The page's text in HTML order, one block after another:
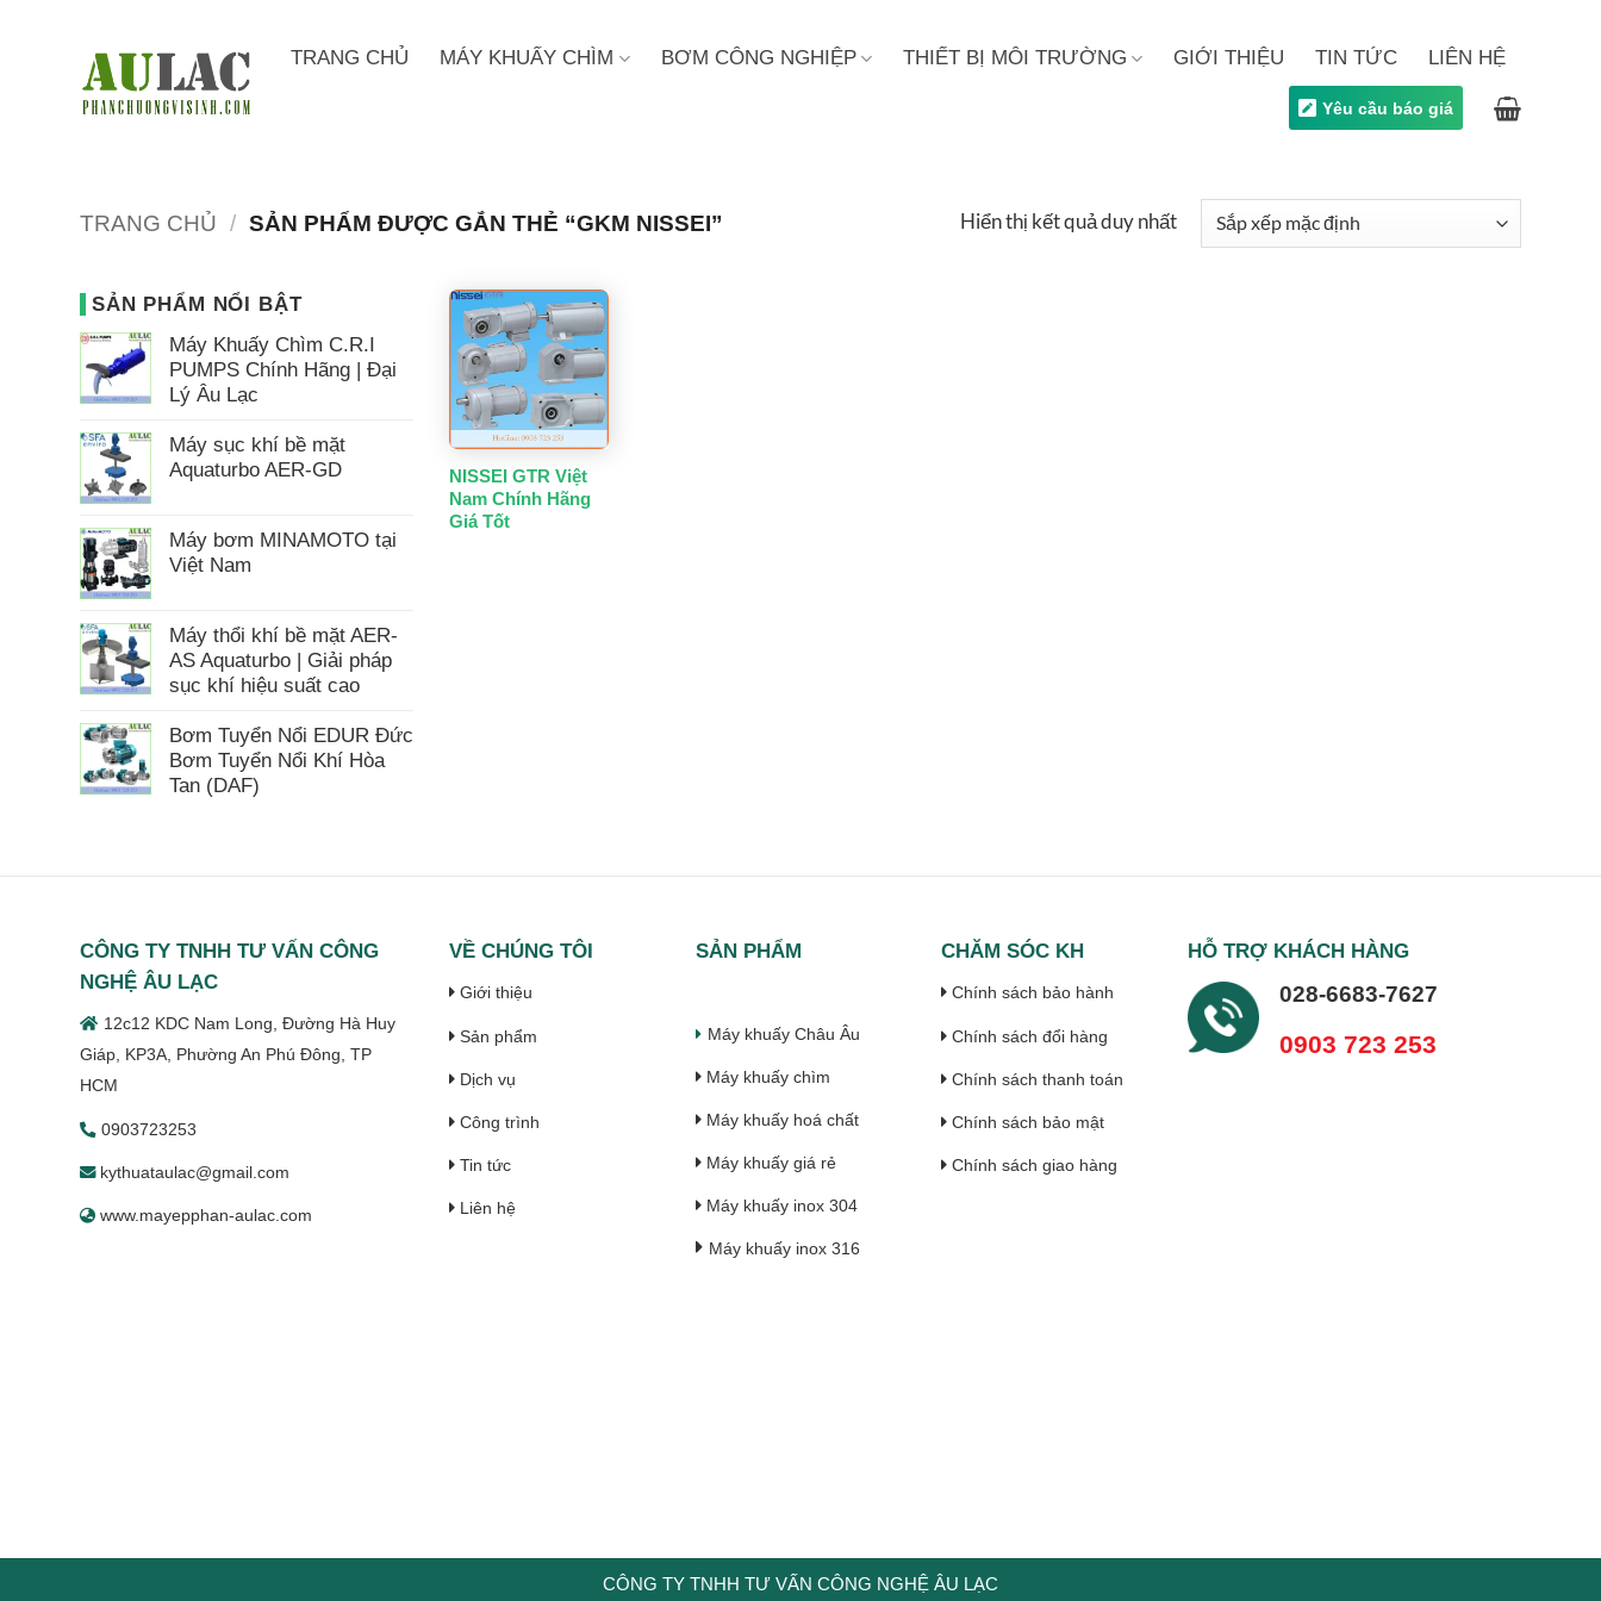
TRANG CHỦ MÁY KHUẤY CHÌM BƠM CÔNG NGHIỆP THIẾT BỊ MÔI TRƯỜNG GIỚI THIỆU TIN TỨC LIÊN HỆ
Yêu cầu báo giá
TRANG CHỦ / SẢN PHẨM ĐƯỢC GẮN THẺ “GKM NISSEI” Hiển thị kết quả duy nhất
SẢN PHẨM NỔI BẬT
Máy Khuấy Chìm C.R.I
PUMPS Chính Hãng | Đại
Lý Âu Lạc
Máy sục khí bề mặt
Aquaturbo AER-GD
Máy bơm MINAMOTO tại
Việt Nam
Máy thổi khí bề mặt AER-
AS Aquaturbo | Giải pháp
sục khí hiệu suất cao
Bơm Tuyển Nổi EDUR Đức
Bơm Tuyển Nổi Khí Hòa
Tan (DAF)
NISSEI GTR Việt
Nam Chính Hãng
Giá Tốt
CÔNG TY TNHH TƯ VẤN CÔNG
NGHỆ ÂU LẠC
12c12 KDC Nam Long, Đường Hà Huy
Giáp, KP3A, Phường An Phú Đông, TP
HCM
0903723253
kythuataulac@gmail.com
www.mayepphan-aulac.com
VỀ CHÚNG TÔI
Giới thiệu
Sản phẩm
Dịch vụ
Công trình
Tin tức
Liên hệ
SẢN PHẨM
Máy khuấy Châu Âu
Máy khuấy chìm
Máy khuấy hoá chất
Máy khuấy giá rẻ
Máy khuấy inox 304
Máy khuấy inox 316
CHĂM SÓC KH
Chính sách bảo hành
Chính sách đổi hàng
Chính sách thanh toán
Chính sách bảo mật
Chính sách giao hàng
HỖ TRỢ KHÁCH HÀNG
028-6683-7627
0903 723 253
CÔNG TY TNHH TƯ VẤN CÔNG NGHỆ ÂU LẠC